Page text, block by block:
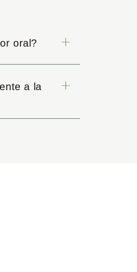
oral?
a la